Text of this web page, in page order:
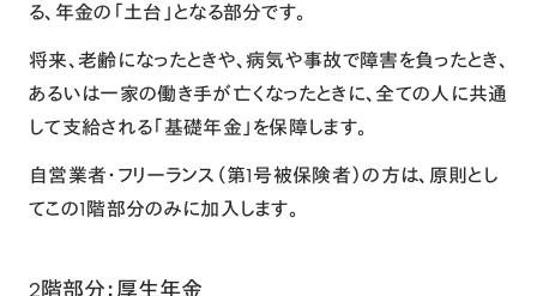
る、年金の「土台」となる部分です。
将来、老齢になったときや、病気や事故で障害を負ったとき、
あるいは一家の働き手が亡くなったときに、全ての人に共通
して支給される「基礎年金」を保障します。
自営業者・フリーランス（第1号被保険者）の方は、原則とし
てこの1階部分のみに加入します。
2階部分：厚生年金